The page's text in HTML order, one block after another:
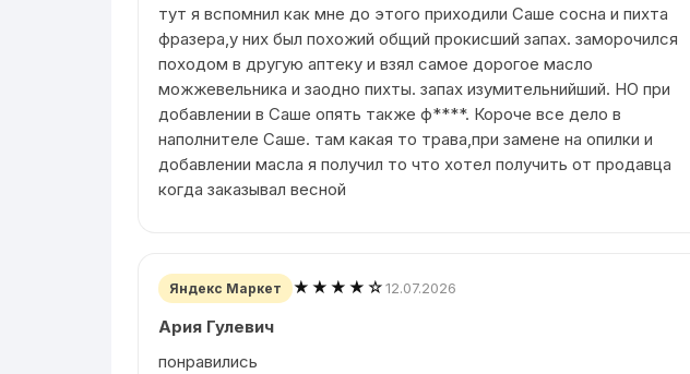
тут я вспомнил как мне до этого приходили Саше сосна и пихта
фразера,у них был похожий общий прокисший запах. заморочился
походом в другую аптеку и взял самое дорогое масло
можжевельника и заодно пихты. запах изумительнийший. НО при
добавлении в Саше опять также ф****. Короче все дело в
наполнителе Саше. там какая то трава,при замене на опилки и
добавлении масла я получил то что хотел получить от продавца
когда заказывал весной
Яндекс Маркет ★★★★☆12.07.2026
Ария Гулевич
понравились